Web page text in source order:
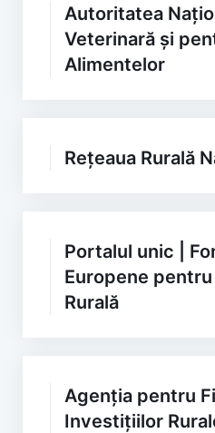
Autoritatea
Veterinară și
Alimentelor
Rețeaua Rurală
Portalul unic |
Europene
Rurală
Agenția pentru
Investițiilor